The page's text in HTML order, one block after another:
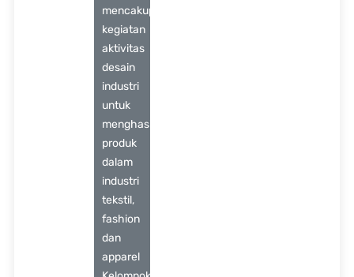
mencakup
kegiatan
aktivitas
desain
industri
untuk
menghasilkan
produk
dalam
industri
tekstil,
fashion
dan
apparel